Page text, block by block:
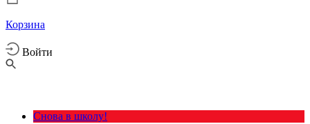
Корзина
Войти
Снова в школу!